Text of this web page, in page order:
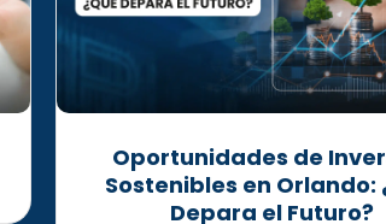
Oportunidades de
Sostenibles en Orlando:
Depara el Futuro?